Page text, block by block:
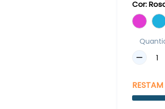
Cor:
RESTAM